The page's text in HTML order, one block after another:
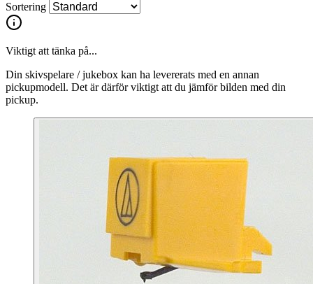
Sortering
Viktigt att tänka på...
Din skivspelare / jukebox kan ha levererats med en annan
pickupmodell. Det är därför viktigt att du jämför bilden med din
pickup.